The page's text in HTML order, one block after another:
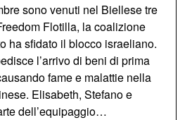
sono venuti nel Biellese tre
Flotilla, la coalizione
ha sfidato il blocco israeliano.
l’arrivo di beni di prima
fame e malattie nella
Elisabeth, Stefano e
dell’equipaggio…